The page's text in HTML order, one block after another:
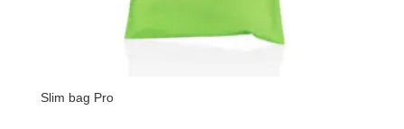
Slim bag Pro